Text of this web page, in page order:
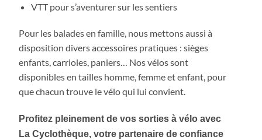
VTT pour s’aventurer sur les sentiers
Pour les balades en famille, nous mettons aussi à
disposition divers accessoires pratiques : sièges
enfants, carrioles, paniers… Nos vélos sont
disponibles en tailles homme, femme et enfant, pour
que chacun trouve le vélo qui lui convient.
Profitez pleinement de vos sorties à vélo avec
La Cyclothèque, votre partenaire de confiance